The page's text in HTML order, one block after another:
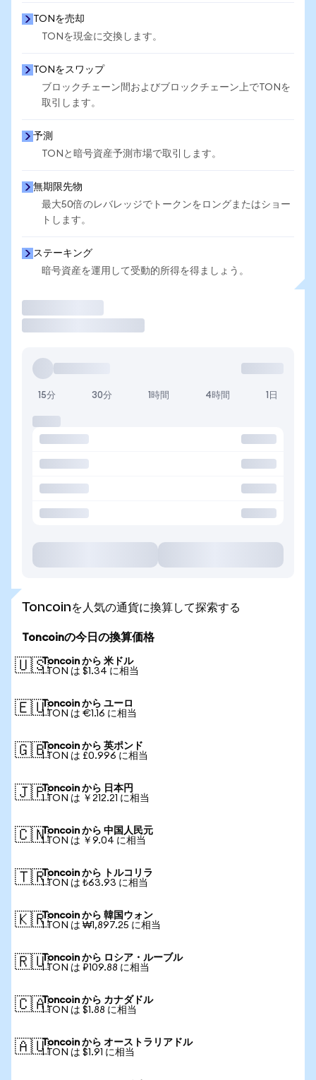
TONを売却
TONを現金に交換します。
TONをスワップ
ブロックチェーン間およびブロックチェーン上でTONを
取引します。
予測
TONと暗号資産予測市場で取引します。
無期限先物
最大50倍のレバレッジでトークンをロングまたはショー
トします。
ステーキング
暗号資産を運用して受動的所得を得ましょう。
15分 30分 1時間 4時間 1日
Toncoinを人気の通貨に換算して探索する
Toncoinの今日の換算価格
🇺🇸Toncoin から 米ドル
1 TON は $1.34 に相当
🇪🇺Toncoin から ユーロ
1 TON は €1.16 に相当
🇬🇧Toncoin から 英ポンド
1 TON は £0.996 に相当
🇯🇵Toncoin から 日本円
1 TON は ￥212.21 に相当
🇨🇳Toncoin から 中国人民元
1 TON は ￥9.04 に相当
🇹🇷Toncoin から トルコリラ
1 TON は ₺63.93 に相当
🇰🇷Toncoin から 韓国ウォン
1 TON は ₩1,897.25 に相当
🇷🇺Toncoin から ロシア・ルーブル
1 TON は ₽109.88 に相当
🇨🇦Toncoin から カナダドル
1 TON は $1.88 に相当
🇦🇺Toncoin から オーストラリアドル
1 TON は $1.91 に相当